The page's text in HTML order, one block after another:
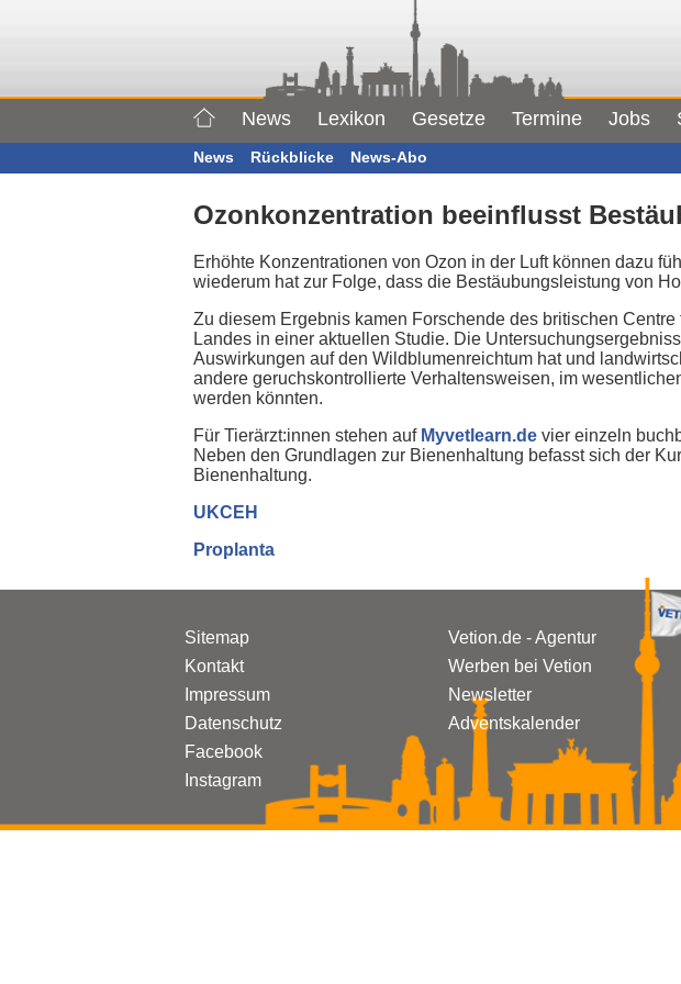
News Lexikon Gesetze Termine Jobs
News Rückblicke News-Abo
Ozonkonzentration beeinflusst
Erhöhte Konzentrationen von Ozon in der Luft können dazu
wiederum hat zur Folge, dass die Bestäubungsleistung von
Zu diesem Ergebnis kamen Forschende des britischen
Landes in einer aktuellen Studie. Die
Auswirkungen auf den Wildblumenreichtum hat und
andere geruchskontrollierte Verhaltensweisen, im
werden könnten.
Für Tierärzt:innen stehen auf Myvetlearn.de vier einzeln
Neben den Grundlagen zur Bienenhaltung befasst sich der
Bienenhaltung.
UKCEH
Prop anta
Sitemap
Kontakt
Impressum
Datenschutz
Facebook
Instagram
Vetion.de - Agentur
Werben bei Vetion
Newsletter
Adventskalender